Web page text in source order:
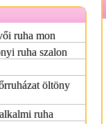
ruha mon
ruha szalon
öltöny
ruha